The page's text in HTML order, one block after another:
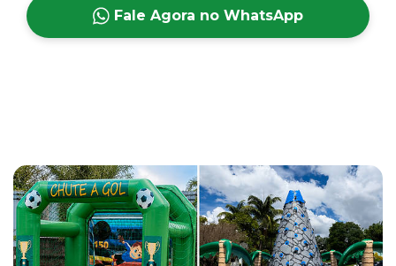
Fale Agora no WhatsApp